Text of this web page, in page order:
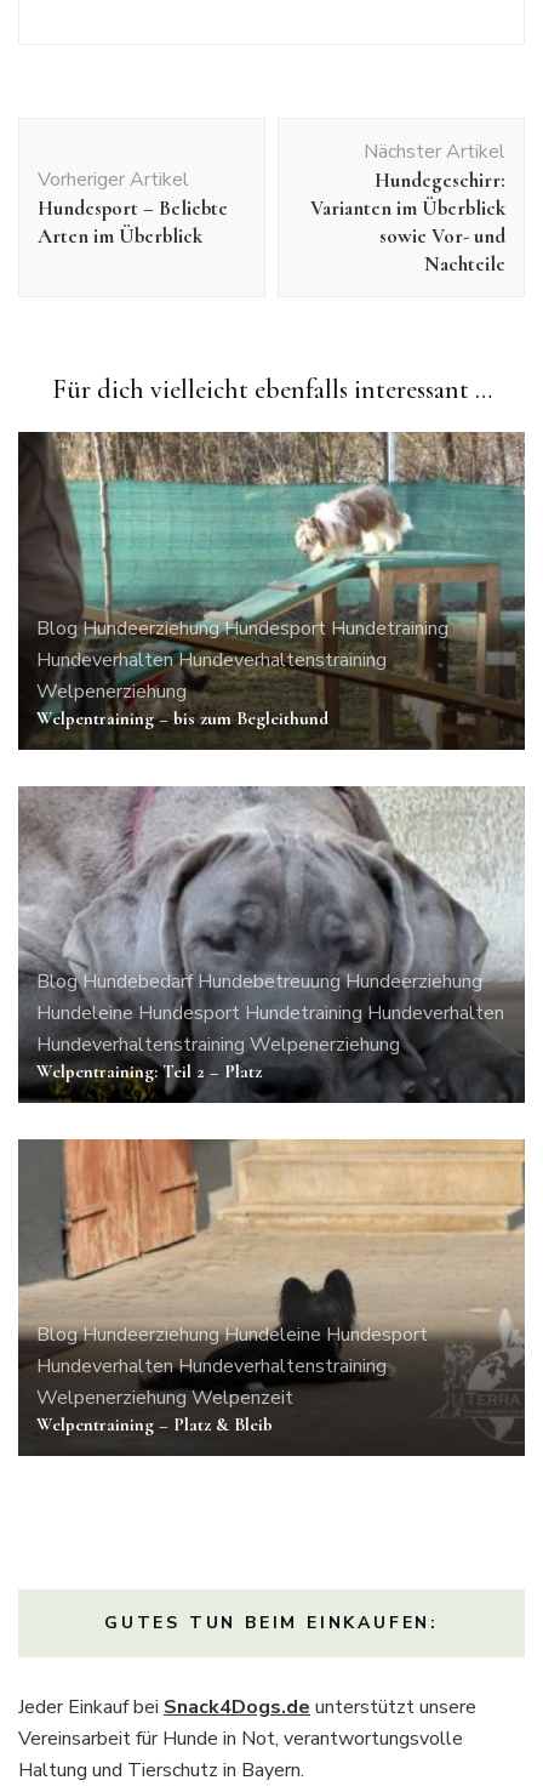
Vorheriger Artikel
Hundesport – Beliebte
Arten im Überblick
Nächster Artikel
Hundegeschirr:
Varianten im Überblick
sowie Vor- und
Nachteile
Für dich vielleicht ebenfalls interessant …
BlogHundeerziehungHundesport Hundetraining
HundeverhaltenHundeverhaltenstraining
Welpenerziehung
Welpentraining – bis zum Begleithund
BlogHundebedarf HundebetreuungHundeerziehung
Hundeleine Hundesport Hundetraining Hundeverhalten
Hundeverhaltenstraining Welpenerziehung
Welpentraining: Teil 2 – Platz
BlogHundeerziehungHundeleine Hundesport
HundeverhaltenHundeverhaltenstraining
WelpenerziehungWelpenzeit
Welpentraining – Platz & Bleib
GUTES TUN BEIM EINKAUFEN:
Jeder Einkauf bei Snack4Dogs.de unterstützt unsere
Vereinsarbeit für Hunde in Not, verantwortungsvolle
Haltung und Tierschutz in Bayern.